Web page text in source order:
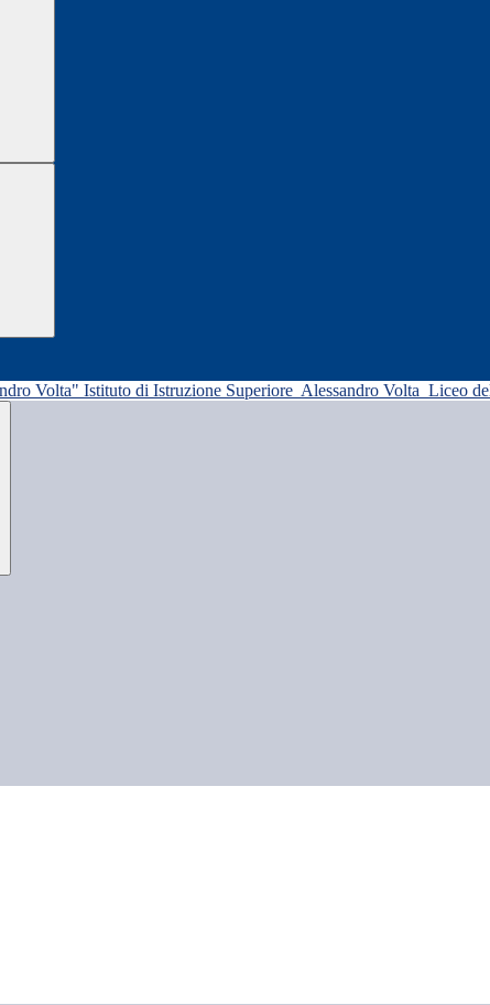
Istituto di Istruzione Superiore Alessandro Volta Liceo